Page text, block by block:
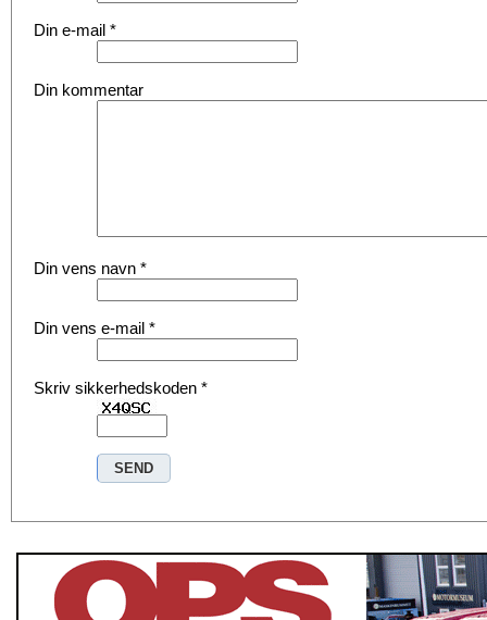
Din e-mail *
Din kommentar
Din vens navn *
Din vens e-mail *
Skriv sikkerhedskoden *